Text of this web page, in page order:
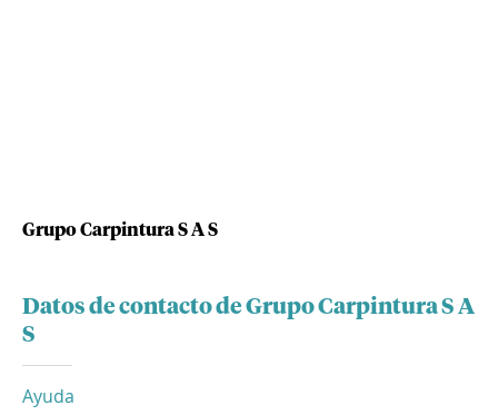
Grupo Carpintura S A S
Datos de contacto de Grupo Carpintura S A
S
Ayuda